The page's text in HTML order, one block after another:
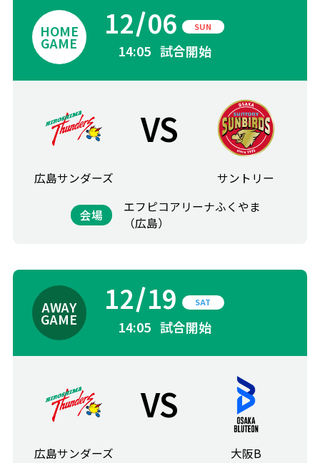
12 06 SUN
14:05 試合開始
広島サンダーズ
VS
サントリー
会場
エフピコアリーナふくやま
（広島）
12 19 SAT
14:05 試合開始
広島サンダーズ
VS
大阪B